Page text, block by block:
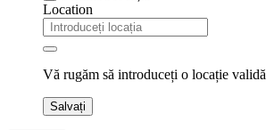
Location
Vă rugăm să introduceți o locație validă
Salvați